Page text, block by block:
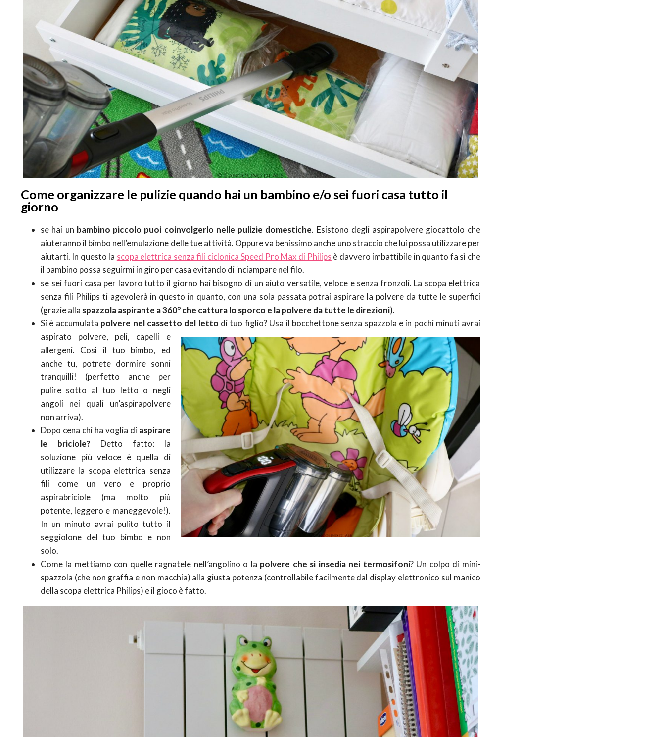
Come organizzare le pulizie quando hai un bambino e/o sei fuori casa tutto il
giorno
se hai un bambino piccolo puoi coinvolgerlo nelle pulizie domestiche. Esistono degli aspirapolvere giocattolo che
aiuteranno il bimbo nell’emulazione delle tue attività. Oppure va benissimo anche uno straccio che lui possa utilizzare per
aiutarti. In questo la scopa elettrica senza fili ciclonica Speed Pro Max di Philips è davvero imbattibile in quanto fa sì che
il bambino possa seguirmi in giro per casa evitando di inciampare nel filo.
se sei fuori casa per lavoro tutto il giorno hai bisogno di un aiuto versatile, veloce e senza fronzoli. La scopa elettrica
senza fili Philips ti agevolerà in questo in quanto, con una sola passata potrai aspirare la polvere da tutte le superfici
(grazie alla spazzola aspirante a 360° che cattura lo sporco e la polvere da tutte le direzioni).
Si è accumulata polvere nel cassetto del letto di tuo figlio?Usa il bocchettone senza spazzola e in pochi minuti avrai
aspirato polvere, peli, capelli e
allergeni. Così il tuo bimbo, ed
anche tu, potrete dormire sonni
tranquilli! (perfetto anche per
pulire sotto al tuo letto o negli
angoli nei quali un’aspirapolvere
non arriva).
Dopo cena chi ha voglia di aspirare
le briciole? Detto fatto: la
soluzione più veloce è quella di
utilizzare la scopa elettrica senza
fili come un vero e proprio
aspirabriciole (ma molto più
potente, leggero e maneggevole!).
In un minuto avrai pulito tutto il
seggiolone del tuo bimbo e non
solo.
Come la mettiamo con quelle ragnatele nell’angolino o la polvere che si insedia nei termosifoni? Un colpo di mini-
spazzola (che non graffia e non macchia) alla giusta potenza (controllabile facilmente dal display elettronico sul manico
della scopa elettrica Philips) e il gioco è fatto.